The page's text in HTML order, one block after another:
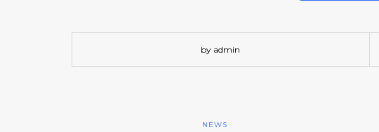
by admin
NEWS